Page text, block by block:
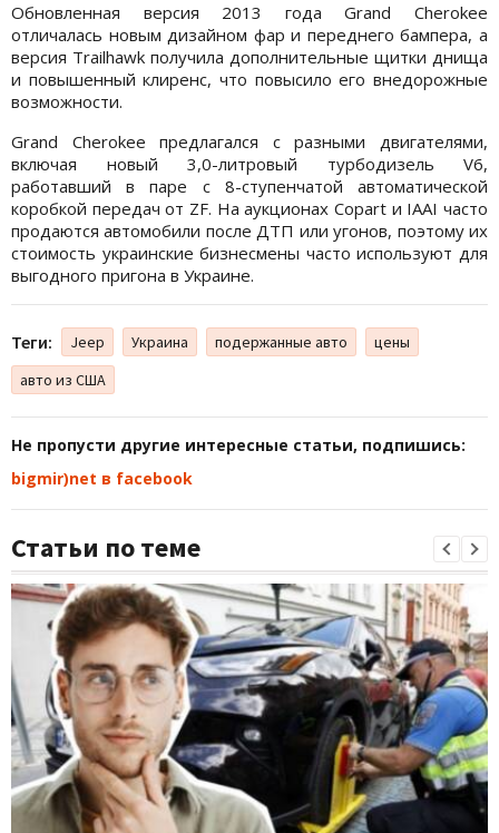
Обновленная версия 2013 года Grand Cherokee
отличалась новым дизайном фар и переднего бампера, а
версия Trailhawk получила дополнительные щитки днища
и повышенный клиренс, что повысило его внедорожные
возможности.
Grand Cherokee предлагался с разными двигателями,
включая новый 3,0-литровый турбодизель V6,
работавший в паре с 8-ступенчатой автоматической
коробкой передач от ZF. На аукционах Copart и IAAI часто
продаются автомобили после ДТП или угонов, поэтому их
стоимость украинские бизнесмены часто используют для
выгодного пригона в Украине.
Теги: Jeep Украина подержанные авто
цены
авто из США
Не пропусти другие интересные статьи, подпишись:
bigmir)net в facebook
Статьи по теме